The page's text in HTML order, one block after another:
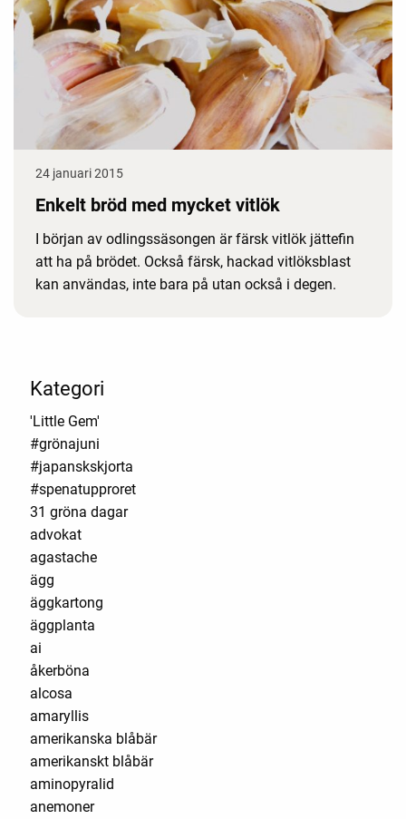
24 januari 2015
Enkelt bröd med mycket vitlök
I början av odlingssäsongen är färsk vitlök jättefin
att ha på brödet. Också färsk, hackad vitlöksblast
kan användas, inte bara på utan också i degen.
Kategori
'Little Gem'
#grönajuni
#japanskskjorta
#spenatupproret
31 gröna dagar
advokat
agastache
ägg
äggkartong
äggplanta
ai
åkerböna
alcosa
amaryllis
amerikanska blåbär
amerikanskt blåbär
aminopyralid
anemoner